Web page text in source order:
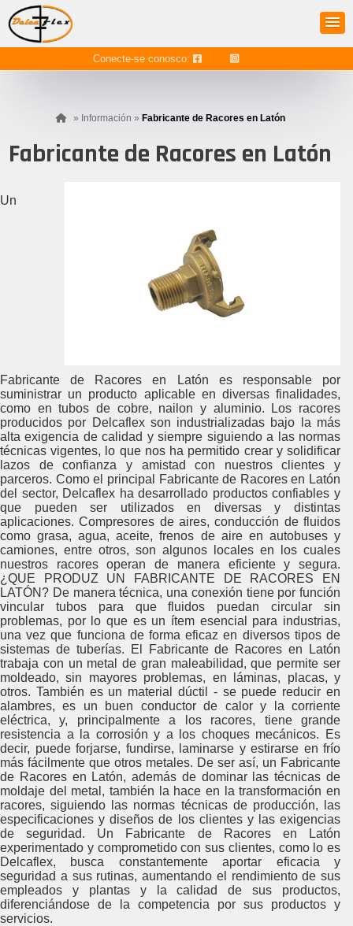
Conecte-se conosco:
» Información » Fabricante de Racores en Latón
Fabricante de Racores en Latón
Un
Fabricante de Racores en Latón es responsable por
suministrar un producto aplicable en diversas finalidades,
como en tubos de cobre, nailon y aluminio. Los racores
producidos por Delcaflex son industrializadas bajo la más
alta exigencia de calidad y siempre siguiendo a las normas
técnicas vigentes, lo que nos ha permitido crear y solidificar
lazos de confianza y amistad con nuestros clientes y
parceros. Como el principal Fabricante de Racores en Latón
del sector, Delcaflex ha desarrollado productos confiables y
que pueden ser utilizados en diversas y distintas
aplicaciones. Compresores de aires, conducción de fluidos
como grasa, agua, aceite, frenos de aire en autobuses y
camiones, entre otros, son algunos locales en los cuales
nuestros racores operan de manera eficiente y segura.
¿QUE PRODUZ UN FABRICANTE DE RACORES EN
LATÓN? De manera técnica, una conexión tiene por función
vincular tubos para que fluidos puedan circular sin
problemas, por lo que es un ítem esencial para industrias,
una vez que funciona de forma eficaz en diversos tipos de
sistemas de tuberías. El Fabricante de Racores en Latón
trabaja con un metal de gran maleabilidad, que permite ser
moldeado, sin mayores problemas, en láminas, placas, y
otros. También es un material dúctil - se puede reducir en
alambres, es un buen conductor de calor y la corriente
eléctrica, y, principalmente a los racores, tiene grande
resistencia a la corrosión y a los choques mecánicos. Es
decir, puede forjarse, fundirse, laminarse y estirarse en frío
más fácilmente que otros metales. De ser así, un Fabricante
de Racores en Latón, además de dominar las técnicas de
moldaje del metal, también la hace en la transformación en
racores, siguiendo las normas técnicas de producción, las
especificaciones y diseños de los clientes y las exigencias
de seguridad. Un Fabricante de Racores en Latón
experimentado y comprometido con sus clientes, como lo es
Delcaflex, busca constantemente aportar eficacia y
seguridad a sus rutinas, aumentando el rendimiento de sus
empleados y plantas y la calidad de sus productos,
diferenciándose de la competencia por sus productos y
servicios.